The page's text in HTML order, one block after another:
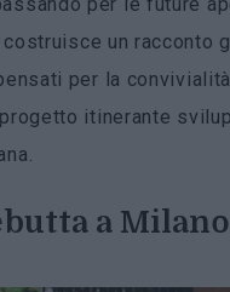
per le future
costruisce un racconto
per la
itinerante
a